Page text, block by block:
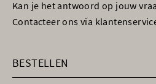
Kan je het antwoord op jouw
Contacteer ons via
BESTELLEN